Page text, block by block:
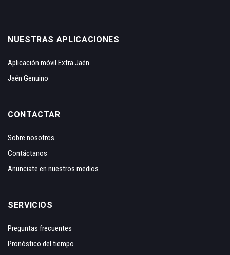
NUESTRAS APLICACIONES
Aplicación móvil Extra Jaén
Jaén Genuino
CONTACTAR
Sobre nosotros
Contáctanos
Anunciate en nuestros medios
SERVICIOS
Preguntas frecuentes
Pronóstico del tiempo